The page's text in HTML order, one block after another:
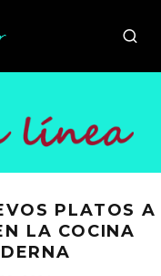
PLATOS A
LA COCINA